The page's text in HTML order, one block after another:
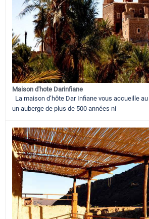
Maison d'hote Darinfiane
La maison d’hôte Dar Infiane vous accueille
un auberge de plus de 500 années ni